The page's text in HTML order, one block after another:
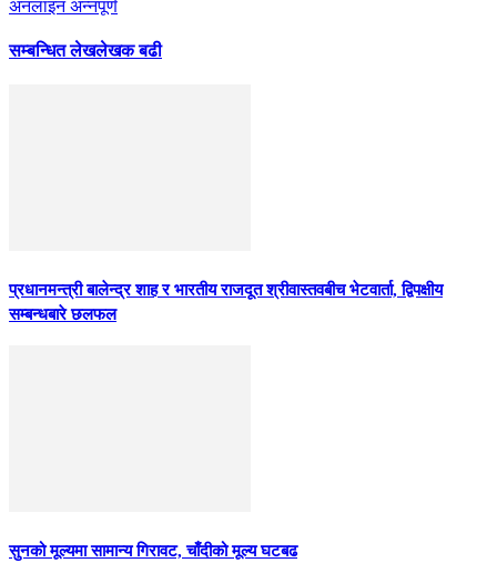
अनलाइन अन्नपूर्ण
सम्बन्धित लेखलेखक बढी
प्रधानमन्त्री बालेन्द्र शाह र भारतीय राजदूत श्रीवास्तवबीच भेटवार्ता, द्विपक्षीय
सम्बन्धबारे छलफल
सुनको मूल्यमा सामान्य गिरावट, चाँदीको मूल्य घटबढ